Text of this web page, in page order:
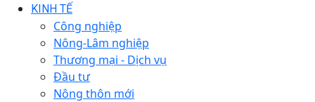
KINH TẾ
Công nghiệp
Nông-Lâm nghiệp
Thương mại - Dịch vụ
Đầu tư
Nông thôn mới